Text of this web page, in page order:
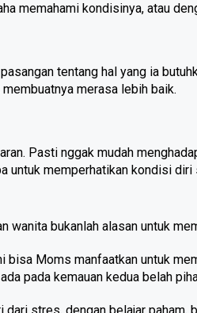
memahami kondisinya, atau
tentang hal yang ia
merasa lebih baik.
Pasti nggak mudah
untuk memperhatikan kondisi diri
wanita bukanlah alasan untuk
bisa Moms manfaatkan untuk
pada kemauan kedua belah